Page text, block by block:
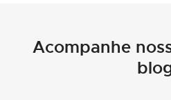
Acompanhe